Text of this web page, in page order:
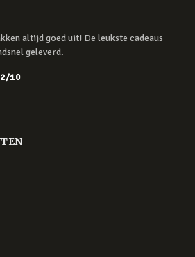
altijd goed uit! De leukste cadeaus
geleverd.
/10